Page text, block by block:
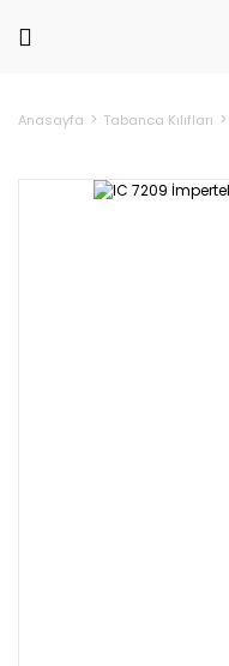
Anasayfa Tabanca Kılıfları